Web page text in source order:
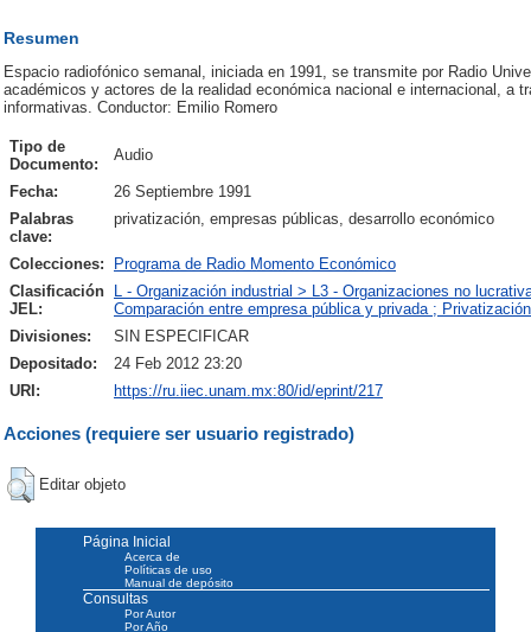
Resumen
Espacio radiofónico semanal, iniciada en 1991, se transmite por Radio
académicos y actores de la realidad económica nacional e internacional, a
informativas. Conductor: Emilio Romero
Tipo de
Documento:
Audio
Fecha:
26 Septiembre 1991
Palabras
clave:
privatización, empresas públicas, desarrollo económico
Colecciones:
Programa de Radio Momento Económico
Clasificación
JEL:
L - Organización industrial > L3 - Organizaciones no
Comparación entre empresa pública y privada ;
Divisiones:
SIN ESPECIFICAR
Depositado:
24 Feb 2012 23:20
URI:
https://ru.iiec.unam.mx:80/id/eprint/217
Acciones (requiere ser usuario registrado)
Editar objeto
Página Inicial
Acerca de
Políticas de uso
Manual de depósito
Consultas
Por Autor
Por Año